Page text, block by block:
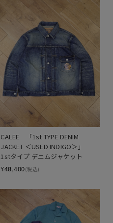
CALEE　「1st TYPE DENIM
JACKET ＜USED INDIGO＞」
1stタイプ デニムジャケット
¥48,400(税込)